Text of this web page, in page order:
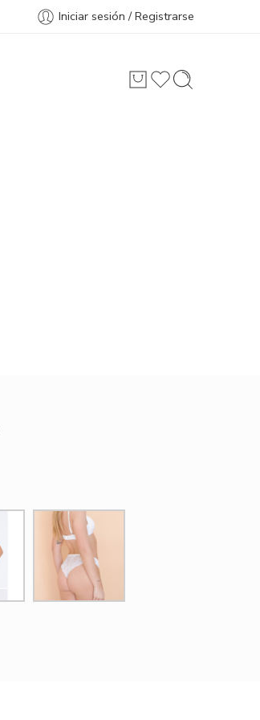
Iniciar sesión / Registrarse